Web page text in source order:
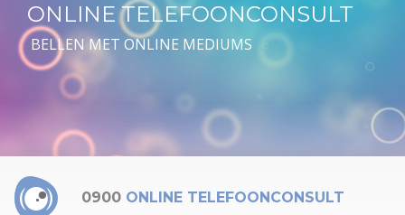
ONLINE TELEFOONCONSULT
BELLEN MET ONLINE MEDIUMS
0900 ONLINE TELEFOONCONSULT